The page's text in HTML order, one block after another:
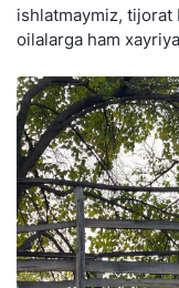
ishlatmaymiz, tijorat
oilalarga ham